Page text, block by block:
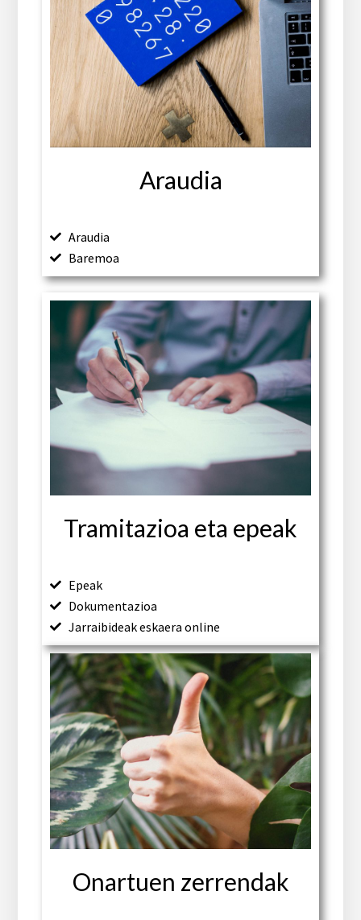
Araudia
Araudia
Baremoa
Tramitazioa eta epeak
Epeak
Dokumentazioa
Jarraibideak eskaera online
Onartuen zerrendak